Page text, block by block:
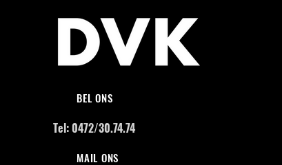
BEL ONS
Tel: 0472/30.74.74
MAIL ONS